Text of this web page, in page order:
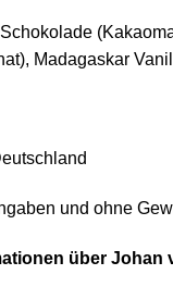
Madagaskar
und ohne
über Johan